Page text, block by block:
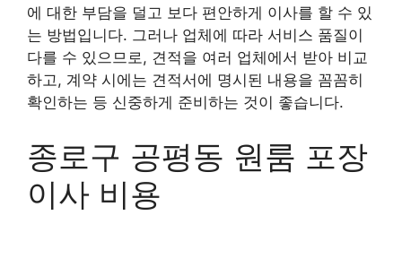
에 대한 부담을 덜고 보다 편안하게 이사를 할 수 있
는 방법입니다. 그러나 업체에 따라 서비스 품질이
다를 수 있으므로, 견적을 여러 업체에서 받아 비교
하고, 계약 시에는 견적서에 명시된 내용을 꼼꼼히
확인하는 등 신중하게 준비하는 것이 좋습니다.
종로구 공평동 원룸 포장
이사 비용